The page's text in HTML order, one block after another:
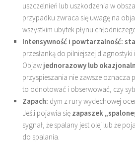
uszczelnień lub uszkodzenia w
przypadku zwraca się uwagę na
wszystkim ubytek płynu
Intensywność i powtarzalność:
przesłanką do pilniejszej diagnostyki
Objaw jednorazowy lub
przyspieszania nie zawsze oznacza
to odnotować i obserwować, czy
Zapach: dym z rury wydechowej
Jeśli pojawia się zapaszek
sygnał, że spalany jest olej lub że
do spalania.